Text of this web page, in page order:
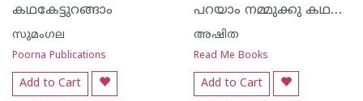
കഥകേട്ടുറങ്ങാം
സുമംഗല
Poorna Publications
Add to Cart
പറയാം നമ്മുക്കു കഥകള്‍
അഷിത
Read Me Books
Add to Cart